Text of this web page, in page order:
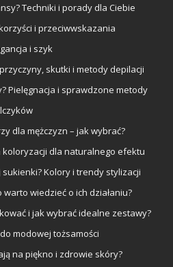
Techniki i porady dla Ciebie
i przeciwwskazania
i szyk
skutki i metody depilacji
Pielęgnacja i sprawdzone metody
dla mężczyzn – jak wybrać?
koloryzacji dla naturalnego efektu
Kolory i trendy stylizacji
wiedzieć o ich działaniu?
i jak wybrać idealne zestawy?
modowej tożsamości
na piękno i zdrowie skóry?